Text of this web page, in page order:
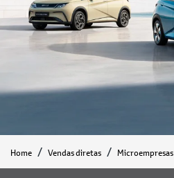
Home Vendas diretas Microempresas